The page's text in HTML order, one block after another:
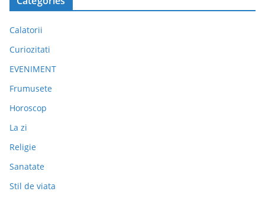
Calatorii
Curiozitati
EVENIMENT
Frumusete
Horoscop
La zi
Religie
Sanatate
Stil de viata